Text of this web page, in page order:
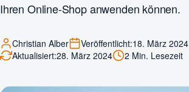
Ihren Online-Shop anwenden können.
Christian Alber Veröffentlicht:18. März 2024
Aktualisiert:28. März 2024 2 Min. Lesezeit